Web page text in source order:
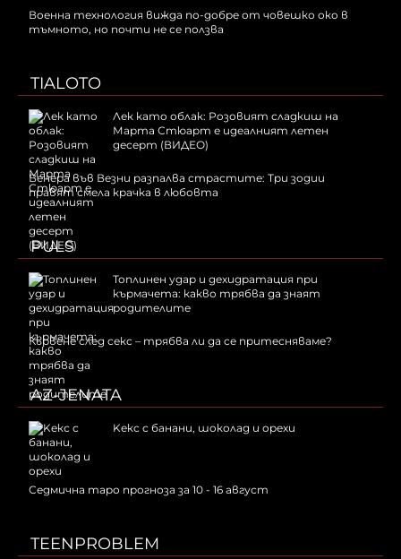
Военна технология вижда по-добре от човешко око в
тъмното, но почти не се ползва
TIALOTO
Лек като облак: Розовият сладкиш на
Марта Стюарт е идеалният летен
десерт (ВИДЕО)
Венера във Везни разпалва страстите: Три зодии
правят смела крачка в любовта
PULS
Топлинен удар и дехидратация при
кърмачета: какво трябва да знаят
родителите
Кървене след секс – трябва ли да се притесняваме?
AZ-JENATA
Kекс с банани, шоколад и орехи
Седмична таро прогноза за 10 - 16 август
TEENPROBLEM